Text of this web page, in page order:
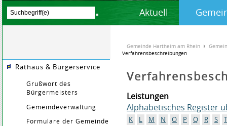
Aktuell
Rathaus & Bürgerservice
Grußwort des
Bürgermeisters
Gemeindeverwaltung
Formulare der Gemeinde
Gemeinde Hartheim am Rhein
Verfahrensbeschreibungen
Leistungen
Alphabetisches Register
K L M N O P Q R S